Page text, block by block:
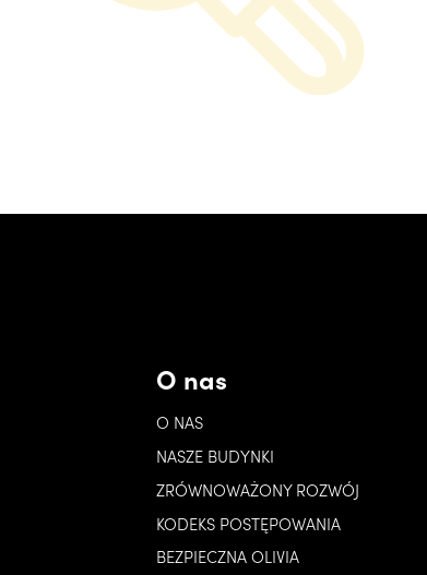
O nas
O NAS
NASZE BUDYNKI
ZRÓWNOWAŻONY ROZWÓJ
KODEKS POSTĘPOWANIA
BEZPIECZNA OLIVIA